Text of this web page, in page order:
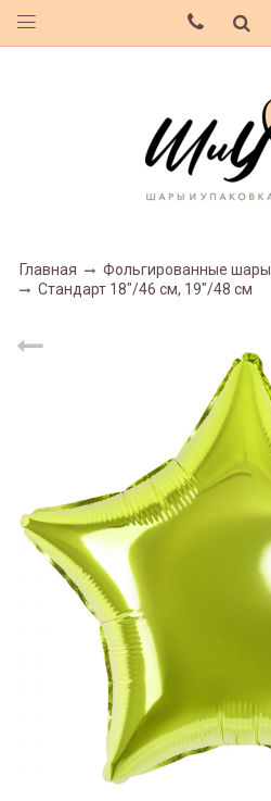
Главная Фольгированные шары
Стандарт 18"/46 см, 19"/48 см